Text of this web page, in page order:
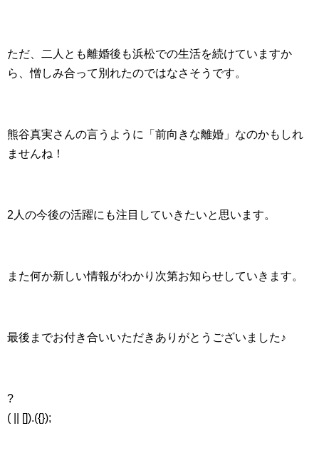
ただ、二人とも離婚後も浜松での生活を続けていますか
ら、憎しみ合って別れたのではなさそうです。
熊谷真実さんの言うように「前向きな離婚」なのかもしれ
ませんね！
2人の今後の活躍にも注目していきたいと思います。
また何か新しい情報がわかり次第お知らせしていきます。
最後までお付き合いいただきありがとうございました♪
?
( || []).({});